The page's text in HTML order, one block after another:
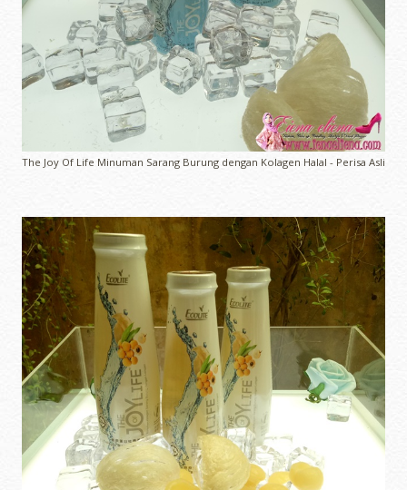
The Joy Of Life Minuman Sarang Burung dengan Kolagen Halal - Perisa Asli